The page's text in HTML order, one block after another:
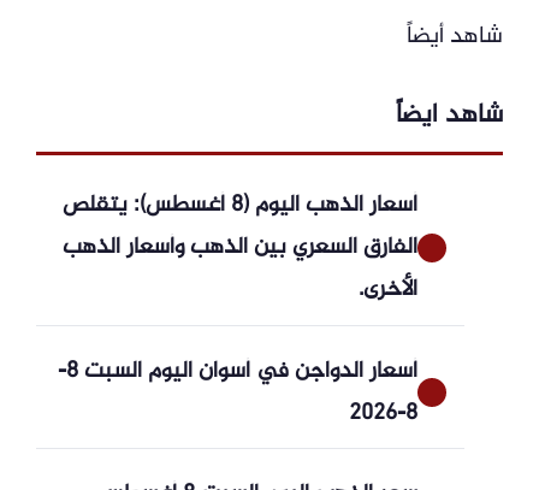
شاهد أيضاً
شاهد ايضاً
أسعار الذهب اليوم (8 أغسطس): يتقلص
الفارق السعري بين الذهب وأسعار الذهب
الأخرى.
أسعار الدواجن في أسوان اليوم السبت 8-
8-2026